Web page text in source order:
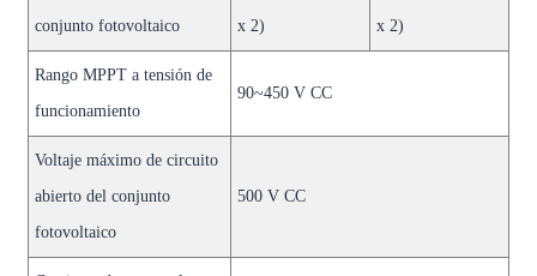
conjunto fotovoltaico
x 2)
x 2)
Rango MPPT a tensión de
funcionamiento
90~450 V CC
Voltaje máximo de circuito
abierto del conjunto
fotovoltaico
500 V CC